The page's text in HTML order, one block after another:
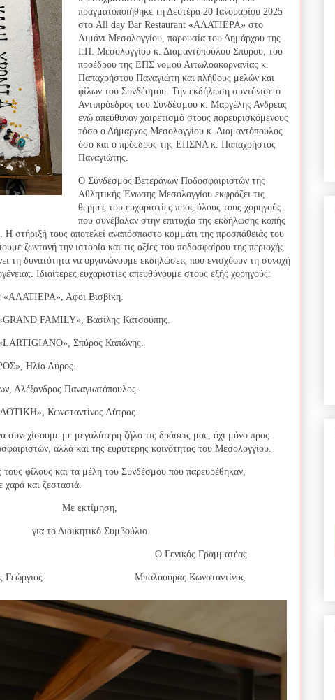
πραγματοποιήθηκε τη Δευτέρα 20 Ιανουαρίου 2025
στο All day Bar Restaurant «ΑΛΑΤΙΕΡΑ» στο
Λιμάνι Μεσολογγίου, παρουσία του Δημάρχου της
Ι.Π. Μεσολογγίου κ. Διαμαντόπουλου Σπύρου, του
προέδρου της ΕΠΣ νομού Αιτωλοακαρνανίας κ.
Παπαχρήστου Παναγιώτη και πλήθους μελών και
φίλων του Συνδέσμου. Την εκδήλωση συντόνισε ο
Αντιπρόεδρος του Συνδέσμου κ. Μαργέλης Ανδρέας
ενώ απεύθυναν χαιρετισμό στους παρευρισκόμενους
τόσο ο Δήμαρχος Μεσολογγίου κ. Διαμαντόπουλος
όσο και ο πρόεδρος της ΕΠΣΝΑ κ. Παπαχρήστος
Παναγιώτης.
Ο Σύνδεσμος Βετεράνων Ποδοσφαιριστών της
Αθλητικής Ένωσης Μεσολογγίου εκφράζει τις
θερμές του ευχαριστίες προς όλους τους χορηγούς
που συνέβαλαν στην επιτυχία της εκδήλωσης κοπής
Η στήριξή τους αποτελεί αναπόσπαστο κομμάτι της προσπάθειάς του
ζωντανή την ιστορία και τις αξίες του ποδοσφαίρου της περιοχής
τη δυνατότητα να οργανώνουμε εκδηλώσεις που ενισχύουν τη συνοχή
Ιδιαίτερες ευχαριστίες απευθύνουμε στους εξής χορηγούς:
«ΑΛΑΤΙΕΡΑ», Αφοι Βισβίκη.
FAMILY», Βασίλης Κατσούπης.
Σπύρος Καπώνης.
Ηλία Λύρος.
Αλέξανδρος Παναγιωτόπουλος.
Κωνσταντίνος Λύτρας.
με μεγαλύτερη ζήλο τις δράσεις μας, όχι μόνο προς
αλλά και της ευρύτερης κοινότητας του Μεσολογγίου.
φίλους και τα μέλη του Συνδέσμου που παρευρέθηκαν,
και ζεστασιά.
Με εκτίμηση,
για το Διοικητικό Συμβούλιο
Ο Γενικός Γραμματέας
Γεώργιος Μπαλαούρας Κωνσταντίνος